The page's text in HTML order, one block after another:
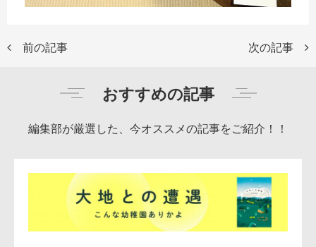
前の記事 次の記事
おすすめの記事
編集部が厳選した、今オススメの記事をご紹介！！